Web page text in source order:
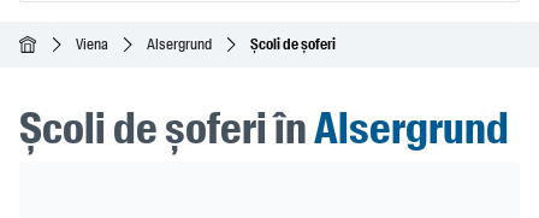
Acasă Viena Alsergrund Școli de șoferi
Școli de șoferi înAlsergrund